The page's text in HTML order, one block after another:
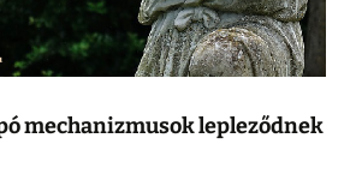
mechanizmusok lepleződnek